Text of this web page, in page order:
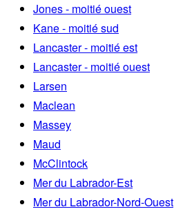
Jones - moitié ouest
Kane - moitié sud
Lancaster - moitié est
Lancaster - moitié ouest
Larsen
Maclean
Massey
Maud
McClintock
Mer du Labrador-Est
Mer du Labrador-Nord-Ouest